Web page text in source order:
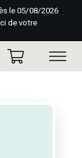
le 05/08/2026
de votre